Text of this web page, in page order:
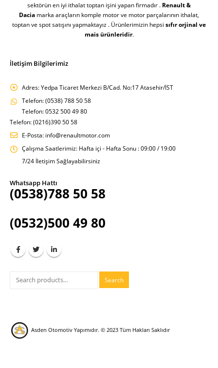
sektörün en iyi ithalat toptan işini yapan firmadır . Renault &
Dacia marka araçların komple motor ve motor parçalarının ithalat,
toptan ve spot satışını yapmaktayız . Ürünlerimizin hepsi sıfır orjinal ve
mais ürünleridir.
İletişim Bilgilerimiz
Adres:Yedpa Ticaret Merkezi B/Cad. No:17 Atasehir/İST
Telefon:(0538) 788 50 58
Telefon: 0532 500 49 80
Telefon: (0216)390 50 58
E-Posta: info@renaultmotor.com
Çalışma Saatlerimiz: Hafta içi - Hafta Sonu : 09:00 / 19:00
7/24 İletişim Sağlayabilirsiniz
Whatsapp Hattı
(0538)788 50 58
(0532)500 49 80
Search
Asden Otomotiv Yapımıdır. © 2023 Tüm Hakları Saklıdır